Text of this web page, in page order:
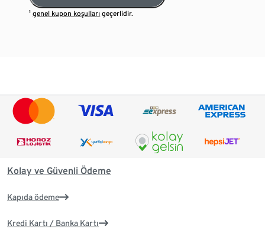
¹genel kupon koşulları geçerlidir.
Kolay ve Güvenli Ödeme
Kapıda ödeme
Kredi Kartı / Banka Kartı